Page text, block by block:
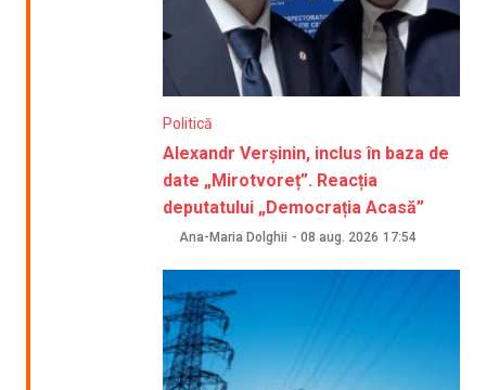
Politică
Alexandr Verșinin, inclus în baza de
date „Mirotvoreț”. Reacția
deputatului „Democrația Acasă”
Ana-Maria Dolghii - 08 aug. 2026 17:54